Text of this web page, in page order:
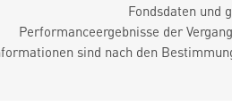
Fondsdaten und
Performanceergebnisse der
sind nach den